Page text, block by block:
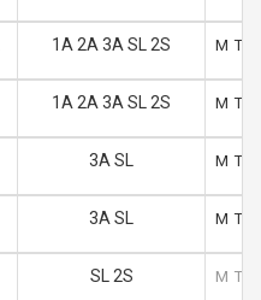
1A 2A 3A SL 2S M T
1A 2A 3A SL 2S M T
3A SL M T
3A SL M T
SL 2S M T